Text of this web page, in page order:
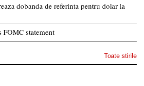
dobanda de referinta pentru dolar la
FOMC statement
Toate stirile